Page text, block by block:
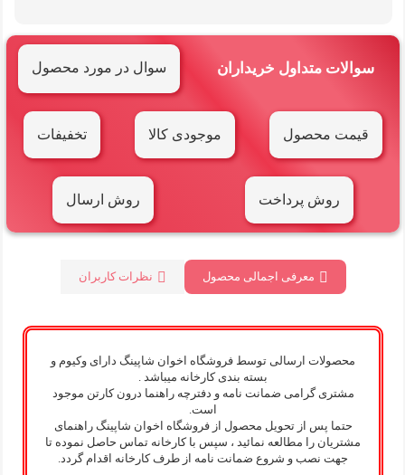
سوالات متداول خریداران سوال در مورد محصول
قیمت محصول موجودی کالا تخفیفات
روش پرداخت روش ارسال
معرفی اجمالی محصول نظرات کاربران
محصولات ارسالی توسط فروشگاه اخوان شاپینگ دارای وکیوم و
بسته بندی کارخانه میباشد .
مشتری گرامی ضمانت نامه و دفترچه راهنما درون کارتن موجود
است.
حتما پس از تحویل محصول از فروشگاه اخوان شاپینگ راهنمای
مشتریان را مطالعه نمائید ، سپس با کارخانه تماس حاصل نموده تا
جهت نصب و شروع ضمانت نامه از طرف کارخانه اقدام گردد.